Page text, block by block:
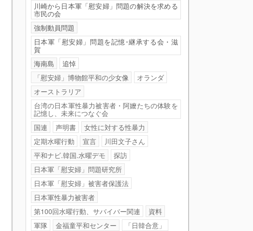
川崎から日本軍「慰安婦」問題の解決を求める
市民の会
強制動員問題
日本軍「慰安婦」問題を記憶･継承する会・滋
賀
海南島
追悼
「慰安婦」博物館平和の少女像
オランダ
オーストラリア
台湾の日本軍性暴力被害者・阿嬤たちの体験を
記憶し、未来につなぐ会
国連
声明書
女性に対する性暴力
定期水曜行動
宣言
川田文子さん
平和ナビ.韓国.水曜デモ
探訪
日本軍「慰安婦」問題研究所
日本軍「慰安婦」被害者保護法
日本軍性暴力被害者
第100回水曜行動、サバイバー関連
資料
軍隊
金福童平和センター 「日韓合意」